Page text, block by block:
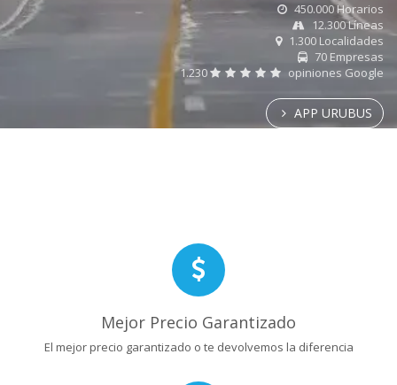
450.000 Horarios
12.300 Líneas
1.300 Localidades
70 Empresas
1.230
opiniones Google
APP URUBUS
Mejor Precio Garantizado
El mejor precio garantizado o te devolvemos la diferencia